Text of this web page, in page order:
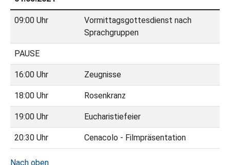
09:00 Uhr
Vormittagsgottesdienst nach
Sprachgruppen
PAUSE
16:00 Uhr Zeugnisse
18:00 Uhr Rosenkranz
19:00 Uhr Eucharistiefeier
20:30 Uhr Cenacolo - Filmpräsentation
Nach oben